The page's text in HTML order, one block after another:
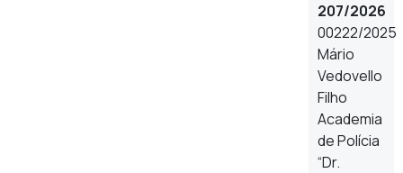
207/2026
00222/2025
Mário
Vedovello
Filho
Academia
de Polícia
“Dr.